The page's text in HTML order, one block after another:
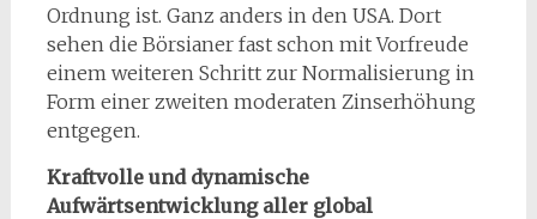
Ordnung ist. Ganz anders in den USA. Dort
sehen die Börsianer fast schon mit Vorfreude
einem weiteren Schritt zur Normalisierung in
Form einer zweiten moderaten Zinserhöhung
entgegen.
Kraftvolle und dynamische
Aufwärtsentwicklung aller global